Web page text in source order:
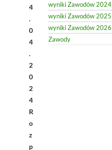
4
.
0
4
.
2
0
2
4
R
o
z
p
wyniki Zawodów 2024
wyniki Zawodów 2025
wyniki Zawodów 2026
Zawody